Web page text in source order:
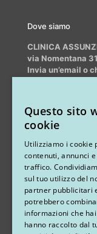
Dove siamo
CLINICA
via Nomentana
Invia un’email o
Altri studi
STUDIO
via Sandro Pertini
Questo sito
cookie
Utilizziamo i cookie
contenuti, annunci
traffico.
sul tuo utilizzo del
partner pubblicitari
potrebbero
informazioni che
hanno raccolto dal